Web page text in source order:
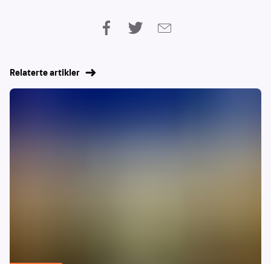
Relaterte artikler